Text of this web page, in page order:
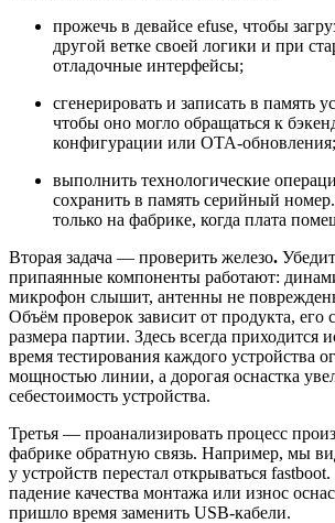
прожечь в девайсе efuse, чтобы
другой ветке своей логики и при
отладочные интерфейсы;
сгенерировать и записать в память
чтобы оно могло обращаться к
конфигурации или OTA-обновления;
выполнить технологические
сохранить в память серийный
только на фабрике, когда плата
Вторая задача — проверить железо.
припаянные компоненты работают:
микрофон слышит, антенны не
Объём проверок зависит от продукта, его
размера партии. Здесь всегда приходится
время тестирования каждого устройства
мощностью линии, а дорогая оснастка
себестоимость устройства.
Третья — проанализировать процесс
фабрике обратную связь. Например, мы
у устройств перестал открываться
падение качества монтажа или износ
пришло время заменить USB-кабели.